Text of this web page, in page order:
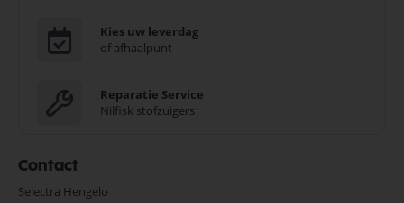
Kies uw leverdag
of afhaalpunt
Reparatie Service
Nilfisk stofzuigers
Contact
Selectra Hengelo